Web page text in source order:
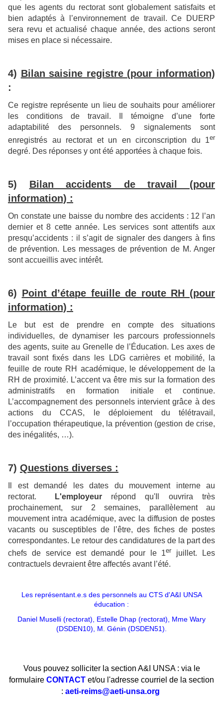
que les agents du rectorat sont globalement satisfaits et
bien adaptés à l’environnement de travail. Ce DUERP
sera revu et actualisé chaque année, des actions seront
mises en place si nécessaire.
4) Bilan saisine registre (pour information)
:
Ce registre représente un lieu de souhaits pour améliorer
les conditions de travail. Il témoigne d’une forte
adaptabilité des personnels. 9 signalements sont
enregistrés au rectorat et un en circonscription du 1er
degré. Des réponses y ont été apportées à chaque fois.
5) Bilan accidents de travail (pour
information) :
On constate une baisse du nombre des accidents : 12 l’an
dernier et 8 cette année. Les services sont attentifs aux
presqu’accidents : il s’agit de signaler des dangers à fins
de prévention. Les messages de prévention de M. Anger
sont accueillis avec intérêt.
6) Point d’étape feuille de route RH (pour
information) :
Le but est de prendre en compte des situations
individuelles, de dynamiser les parcours professionnels
des agents, suite au Grenelle de l’Éducation. Les axes de
travail sont fixés dans les LDG carrières et mobilité, la
feuille de route RH académique, le développement de la
RH de proximité. L’accent va être mis sur la formation des
administratifs en formation initiale et continue.
L’accompagnement des personnels intervient grâce à des
actions du CCAS, le déploiement du télétravail,
l’occupation thérapeutique, la prévention (gestion de crise,
des inégalités, …).
7) Questions diverses :
Il est demandé les dates du mouvement interne au
rectorat.
L'employeur répond qu'Il ouvrira très
prochainement, sur 2 semaines, parallèlement au
mouvement intra académique, avec la diffusion de postes
vacants ou susceptibles de l’être, des fiches de postes
correspondantes. Le retour des candidatures de la part des
chefs de service est demandé pour le 1er juillet. Les
contractuels devraient être affectés avant l’été.
Les représentant.e.s des personnels au CTS d'A&I UNSA
éducation :
Daniel Muselli (rectorat), Estelle Dhap (rectorat), Mme Wary
(DSDEN10), M. Génin (DSDEN51).
Vous pouvez solliciter la section A&I UNSA : via le
formulaire CONTACT et/ou l'adresse courriel de la section
: aeti-reims@aeti-unsa.org